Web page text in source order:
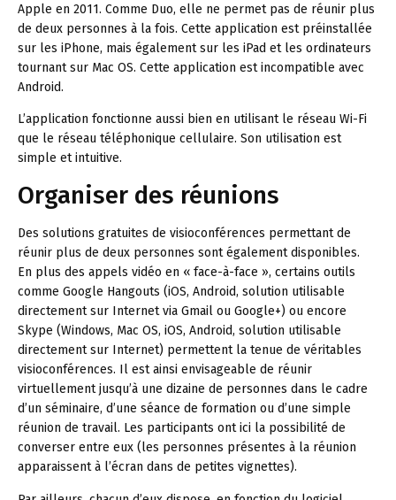
Apple en 2011. Comme Duo, elle ne permet pas de réunir plus
de deux personnes à la fois. Cette application est préinstallée
sur les iPhone, mais également sur les iPad et les ordinateurs
tournant sur Mac OS. Cette application est incompatible avec
Android.
L’application fonctionne aussi bien en utilisant le réseau Wi-Fi
que le réseau téléphonique cellulaire. Son utilisation est
simple et intuitive.
Organiser des réunions
Des solutions gratuites de visioconférences permettant de
réunir plus de deux personnes sont également disponibles.
En plus des appels vidéo en « face-à-face », certains outils
comme Google Hangouts (iOS, Android, solution utilisable
directement sur Internet via Gmail ou Google+) ou encore
Skype (Windows, Mac OS, iOS, Android, solution utilisable
directement sur Internet) permettent la tenue de véritables
visioconférences. Il est ainsi envisageable de réunir
virtuellement jusqu’à une dizaine de personnes dans le cadre
d’un séminaire, d’une séance de formation ou d’une simple
réunion de travail. Les participants ont ici la possibilité de
converser entre eux (les personnes présentes à la réunion
apparaissent à l’écran dans de petites vignettes).